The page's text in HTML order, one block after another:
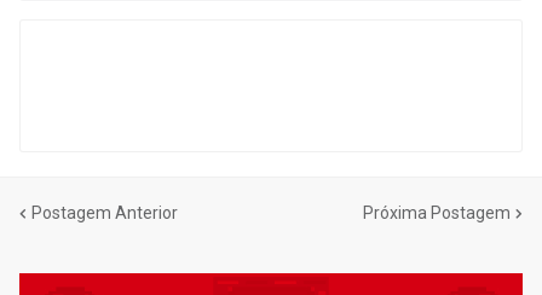
Postagem Anterior Próxima Postagem